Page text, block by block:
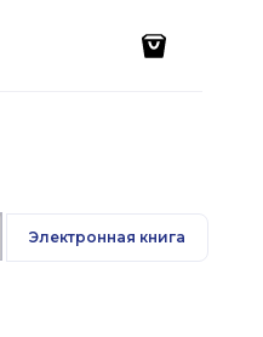
Электронная книга